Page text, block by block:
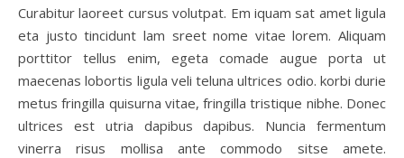
Curabitur laoreet cursus volutpat. Em iquam sat amet ligula
eta justo tincidunt lam sreet nome vitae lorem. Aliquam
porttitor tellus enim, egeta comade augue porta ut
maecenas lobortis ligula veli teluna ultrices odio. korbi durie
metus fringilla quisurna vitae, fringilla tristique nibhe. Donec
ultrices est utria dapibus dapibus. Nuncia fermentum
vinerra risus mollisa ante commodo sitse amete.